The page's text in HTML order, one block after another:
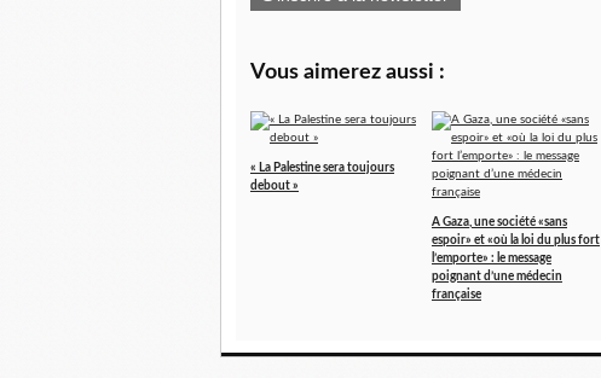
Vous aimerez aussi :
« La Palestine sera toujours
debout »
A Gaza, une société «sans
espoir» et «où la loi du plus fort
l’emporte» : le message
poignant d’une médecin
française